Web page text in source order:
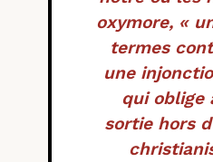
oxymore, «
termes
une
qui oblige
sortie hors